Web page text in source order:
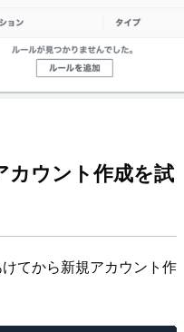
カウント作成を試
てから新規アカウント作